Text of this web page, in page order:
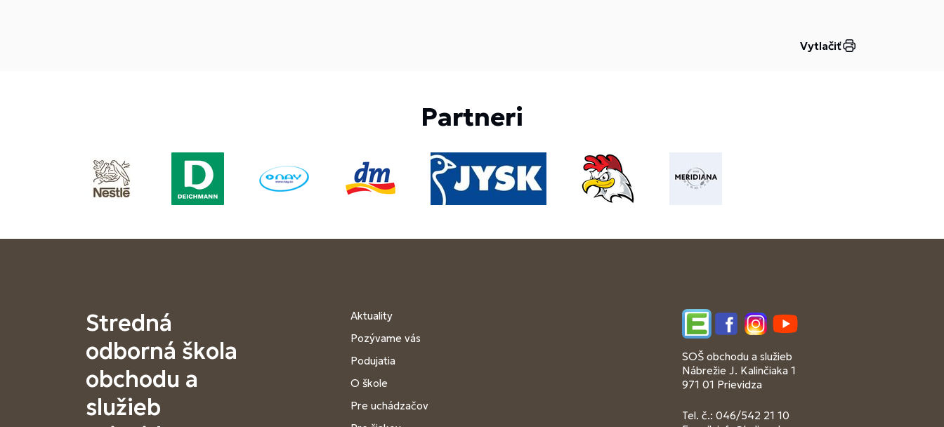
Vytlačiť
Partneri
Stredná
odborná škola
obchodu a
služieb
Aktuality
Pozývame vás
Podujatia
O škole
Pre uchádzačov
EdupageFacebookInstagramYouTube
SOŠ obchodu a služieb
Nábrežie J. Kalinčiaka 1
971 01 Prievidza
Tel. č.: 046/542 21 10